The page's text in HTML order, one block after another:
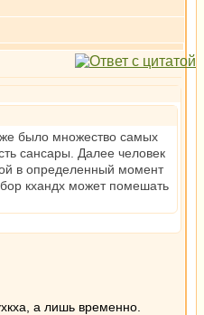
было множество самых
сансары. Далее человек
в определенный момент
кхандх может помешать
а лишь временно.